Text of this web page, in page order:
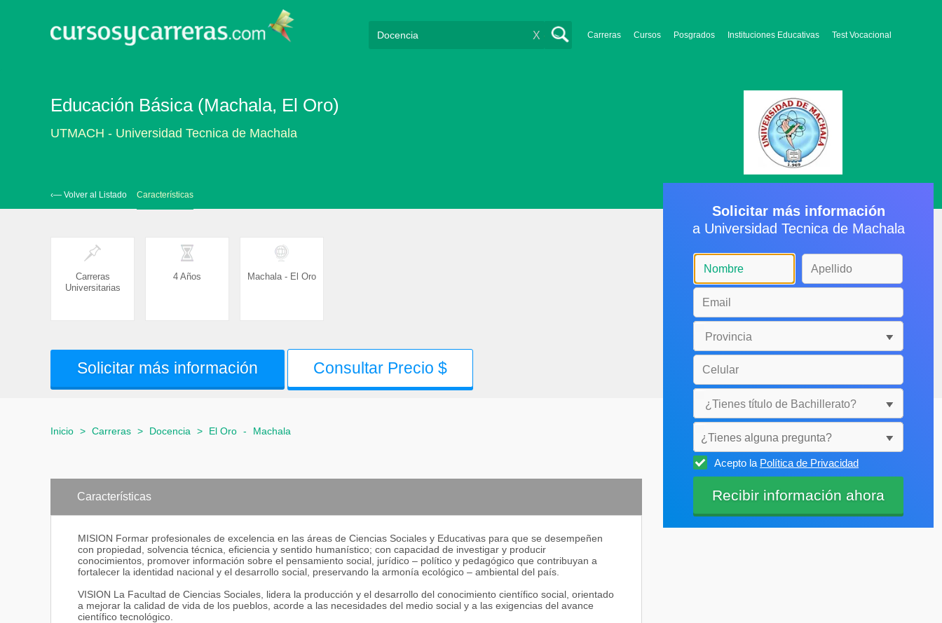
Carreras Cursos Posgrados Instituciones Educativas Test Vocacional
X
Educación Básica (Machala, El Oro)
UTMACH - Universidad Tecnica de Machala
‹— Volver al Listado Características
Carreras
Universitarias
4 Años Machala - El Oro
Solicitar más información Consultar Precio $
Inicio > Carreras > Docencia > El Oro - Machala
Características
MISION Formar profesionales de excelencia en las áreas de Ciencias Sociales y Educativas para que se desempeñen
con propiedad, solvencia técnica, eficiencia y sentido humanístico; con capacidad de investigar y producir
conocimientos, promover información sobre el pensamiento social, jurídico – político y pedagógico que contribuyan a
fortalecer la identidad nacional y el desarrollo social, preservando la armonía ecológico – ambiental del país.
VISION La Facultad de Ciencias Sociales, lidera la producción y el desarrollo del conocimiento científico social, orientado
a mejorar la calidad de vida de los pueblos, acorde a las necesidades del medio social y a las exigencias del avance
científico tecnológico.
Solicitar más información
a Universidad Tecnica de Machala
¿Tienes alguna pregunta?
Selecciónala
Acepto la Política de Privacidad